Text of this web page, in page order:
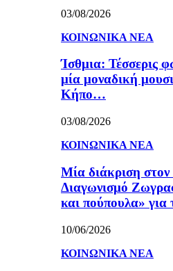
03/08/2026
ΚΟΙΝΩΝΙΚΑ ΝΕΑ
Ίσθμια: Τέσσερις
μία μοναδική
Κήπο…
03/08/2026
ΚΟΙΝΩΝΙΚΑ ΝΕΑ
Μία διάκριση στον
Διαγωνισμό
και πούπουλα»
10/06/2026
ΚΟΙΝΩΝΙΚΑ ΝΕΑ